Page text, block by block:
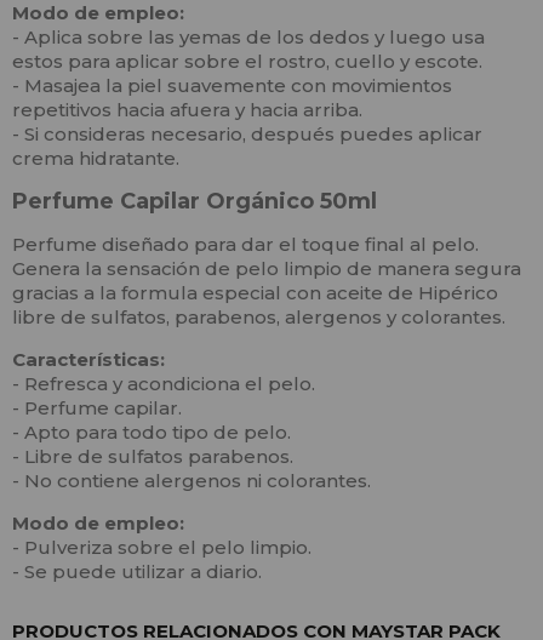
Modo de empleo:
- Aplica sobre las yemas de los dedos y luego usa
estos para aplicar sobre el rostro, cuello y escote.
- Masajea la piel suavemente con movimientos
repetitivos hacia afuera y hacia arriba.
- Si consideras necesario, después puedes aplicar
crema hidratante.
Perfume Capilar Orgánico 50ml
Perfume diseñado para dar el toque final al pelo.
Genera la sensación de pelo limpio de manera segura
gracias a la formula especial con aceite de Hipérico
libre de sulfatos, parabenos, alergenos y colorantes.
Características:
- Refresca y acondiciona el pelo.
- Perfume capilar.
- Apto para todo tipo de pelo.
- Libre de sulfatos parabenos.
- No contiene alergenos ni colorantes.
Modo de empleo:
- Pulveriza sobre el pelo limpio.
- Se puede utilizar a diario.
PRODUCTOS RELACIONADOS CON MAYSTAR PACK